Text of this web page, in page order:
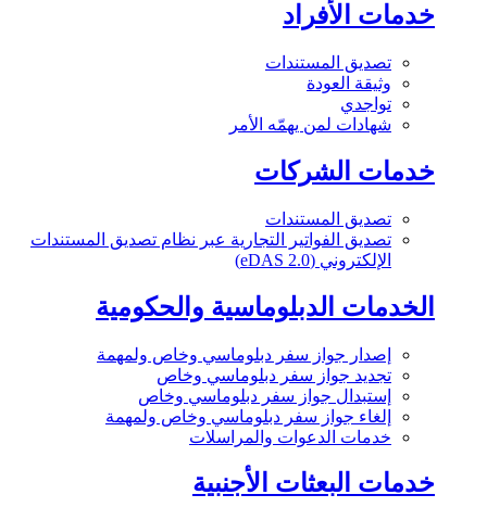
خدمات الأفراد
تصديق المستندات
وثيقة العودة
تواجدي
شهادات لمن يهمّه الأمر
خدمات الشركات
تصديق المستندات
تصديق الفواتير التجارية عبر نظام تصديق المستندات
الإلكتروني (eDAS 2.0)
الخدمات الدبلوماسية والحكومية
إصدار جواز سفر دبلوماسي وخاص ولمهمة
تجديد جواز سفر دبلوماسي وخاص
إستبدال جواز سفر دبلوماسي وخاص
إلغاء جواز سفر دبلوماسي وخاص ولمهمة
خدمات الدعوات والمراسلات
خدمات البعثات الأجنبية